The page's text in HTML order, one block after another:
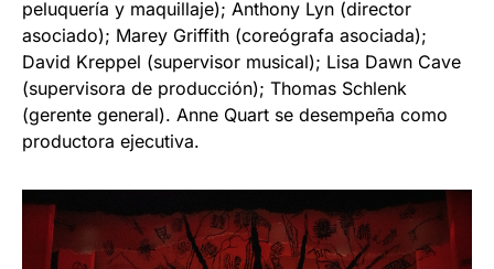
peluquería y maquillaje); Anthony Lyn (director
asociado); Marey Griffith (coreógrafa asociada);
David Kreppel (supervisor musical); Lisa Dawn Cave
(supervisora de producción); Thomas Schlenk
(gerente general). Anne Quart se desempeña como
productora ejecutiva.